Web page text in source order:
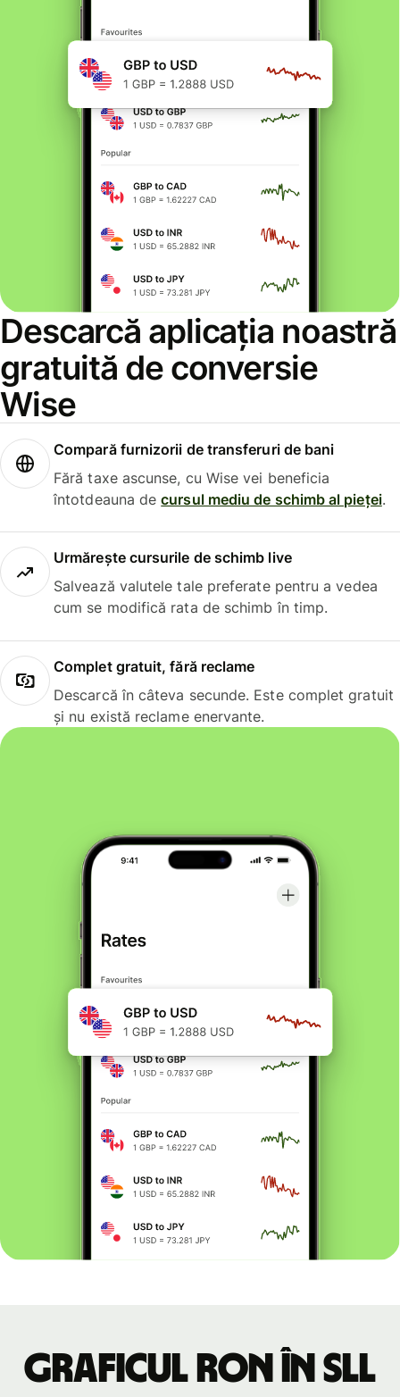
Descarcă aplicația noastră
gratuită de conversie
Wise
Compară furnizorii de transferuri de bani
Fără taxe ascunse, cu Wise vei beneficia
întotdeauna decursul mediu de schimb al pieței.
Urmărește cursurile de schimb live
Salvează valutele tale preferate pentru a vedea
cum se modifică rata de schimb în timp.
Complet gratuit, fără reclame
Descarcă în câteva secunde. Este complet gratuit
și nu există reclame enervante.
Graficul RON în SLL